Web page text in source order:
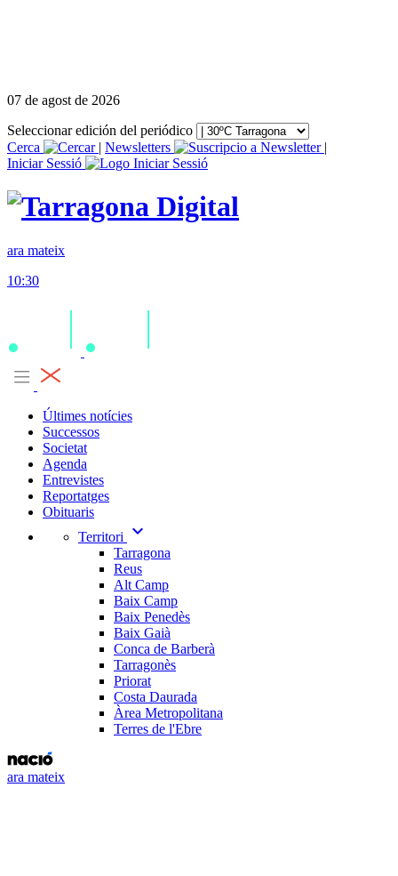
07 de agost de 2026
Seleccionar edición del periódico
Cerca
| Newsletters
|
Iniciar Sessió
ara mateix
10:30
Últimes notícies
Successos
Societat
Agenda
Entrevistes
Reportatges
Obituaris
Territori
expand_more
Tarragona
Reus
Alt Camp
Baix Camp
Baix Penedès
Baix Gaià
Conca de Barberà
Tarragonès
Priorat
Costa Daurada
Àrea Metropolitana
Terres de l'Ebre
ara mateix